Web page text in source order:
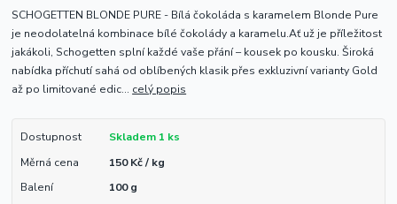
SCHOGETTEN BLONDE PURE - Bílá čokoláda s karamelem Blonde Pure
je neodolatelná kombinace bílé čokolády a karamelu.Ať už je příležitost
jakákoli, Schogetten splní každé vaše přání – kousek po kousku. Široká
nabídka příchutí sahá od oblíbených klasik přes exkluzivní varianty Gold
až po limitované edic... celý popis
Dostupnost
Skladem 1 ks
Měrná cena
150 Kč / kg
Balení
100 g